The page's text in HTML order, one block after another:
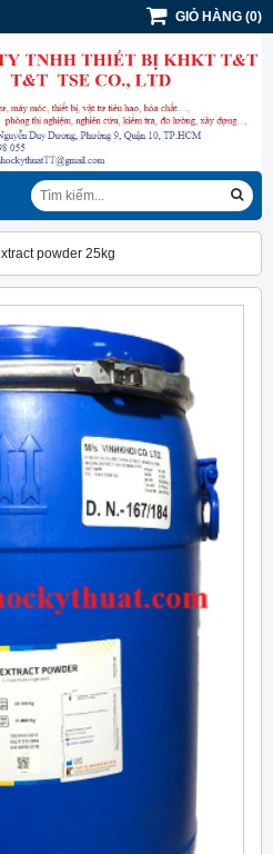
GIỎ HÀNG (0)
powder 25kg